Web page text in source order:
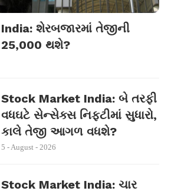
શેરબજારમાં તેજીની
થશે?
Stock Market India: બે તરફી
વધઘટે સેન્સેક્સ નિફ્ટીમાં સુધારો,
કાલે તેજી આગળ વધશે?
5 - August - 2026
Stock Market India: ચાર